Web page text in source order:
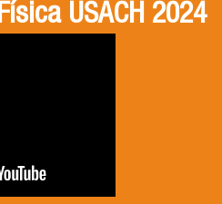
USACH 2024
USACH